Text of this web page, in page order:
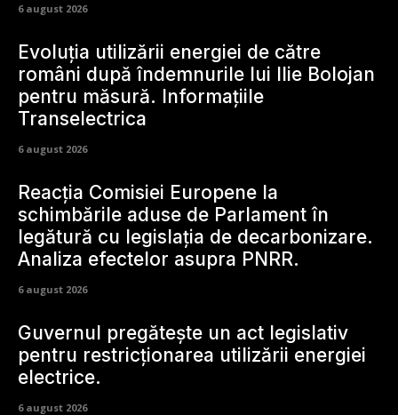
6 august 2026
Evoluția utilizării energiei de către
români după îndemnurile lui Ilie Bolojan
pentru măsură. Informațiile
Transelectrica
6 august 2026
Reacția Comisiei Europene la
schimbările aduse de Parlament în
legătură cu legislația de decarbonizare.
Analiza efectelor asupra PNRR.
6 august 2026
Guvernul pregătește un act legislativ
pentru restricționarea utilizării energiei
electrice.
6 august 2026